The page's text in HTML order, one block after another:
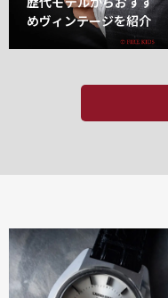
めヴィンテージを紹介